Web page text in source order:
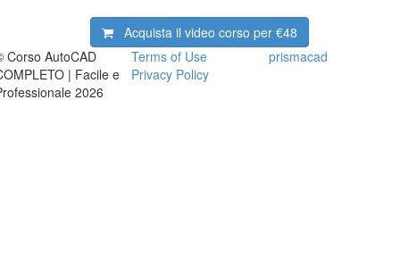
Acquista il video corso per€48
Corso AutoCAD
| Facile e
2026
Terms of Use
Privacy Policy
prismacad